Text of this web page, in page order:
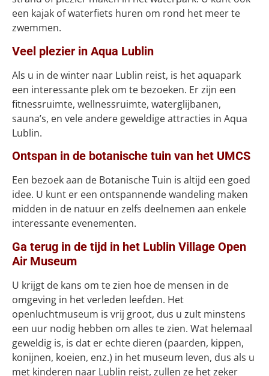
een kajak of waterfiets huren om rond het meer te
zwemmen.
Veel plezier in Aqua Lublin
Als u in de winter naar Lublin reist, is het aquapark
een interessante plek om te bezoeken. Er zijn een
fitnessruimte, wellnessruimte, waterglijbanen,
sauna’s, en vele andere geweldige attracties in Aqua
Lublin.
Ontspan in de botanische tuin van het UMCS
Een bezoek aan de Botanische Tuin is altijd een goed
idee. U kunt er een ontspannende wandeling maken
midden in de natuur en zelfs deelnemen aan enkele
interessante evenementen.
Ga terug in de tijd in het Lublin Village Open
Air Museum
U krijgt de kans om te zien hoe de mensen in de
omgeving in het verleden leefden. Het
openluchtmuseum is vrij groot, dus u zult minstens
een uur nodig hebben om alles te zien. Wat helemaal
geweldig is, is dat er echte dieren (paarden, kippen,
konijnen, koeien, enz.) in het museum leven, dus als u
met kinderen naar Lublin reist, zullen ze het zeker